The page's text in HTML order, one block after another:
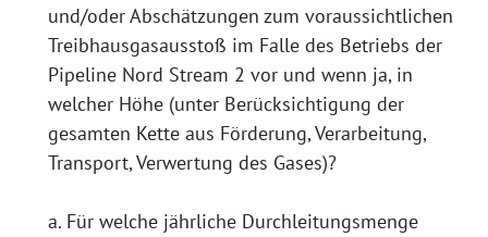
und/oder Abschätzungen zum voraussichtlichen
Treibhausgasausstoß im Falle des Betriebs der
Pipeline Nord Stream 2 vor und wenn ja, in
welcher Höhe (unter Berücksichtigung der
gesamten Kette aus Förderung, Verarbeitung,
Transport, Verwertung des Gases)?
a. Für welche jährliche Durchleitungsmenge